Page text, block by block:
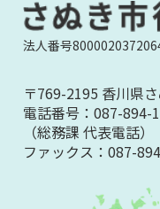
法人番号
〒769-2195 香川県
電話番号：087-894-
（総務課 代表電話）
ファックス：087-